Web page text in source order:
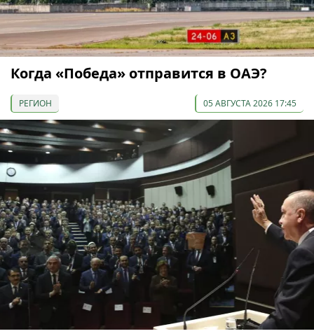
Когда «Победа» отправится в ОАЭ?
РЕГИОН 05 АВГУСТА 2026 17:45